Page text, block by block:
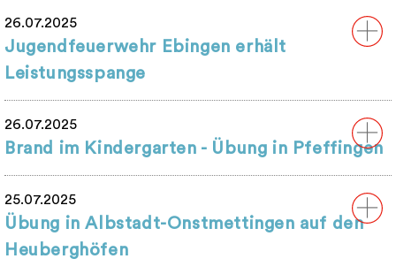
26.07.2025
Jugendfeuerwehr Ebingen erhält
Leistungsspange
26.07.2025
Brand im Kindergarten - Übung in Pfeffingen
25.07.2025
Übung in Albstadt-Onstmettingen auf den
Heuberghöfen